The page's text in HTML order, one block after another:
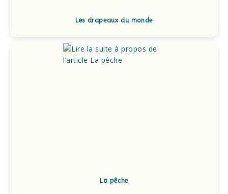
Les drapeaux du monde
La pêche